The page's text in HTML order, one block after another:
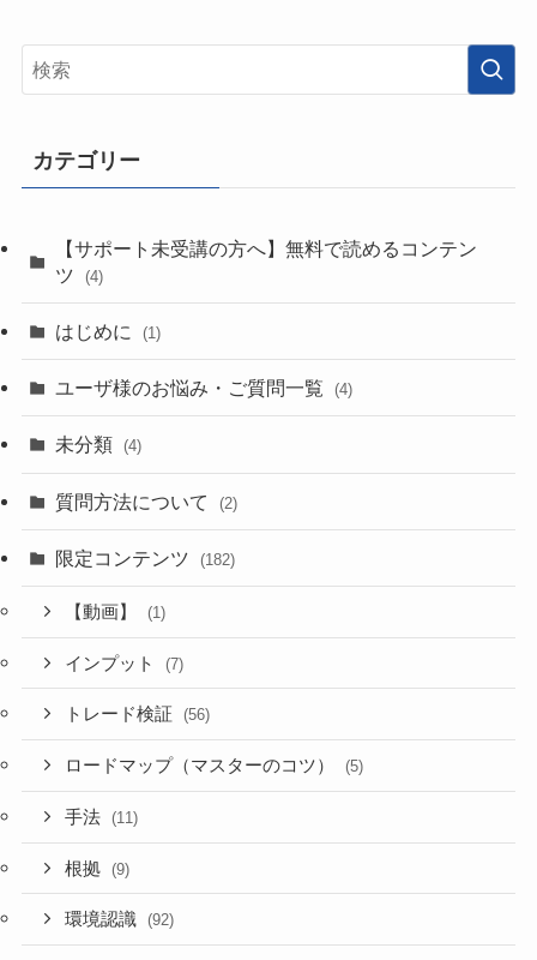
カテゴリー
【サポート未受講の方へ】無料で読めるコンテン
ツ
(4)
はじめに (1)
ユーザ様のお悩み・ご質問一覧 (4)
未分類 (4)
質問方法について (2)
限定コンテンツ (182)
【動画】 (1)
インプット (7)
トレード検証 (56)
ロードマップ（マスターのコツ） (5)
手法 (11)
根拠 (9)
環境認識 (92)